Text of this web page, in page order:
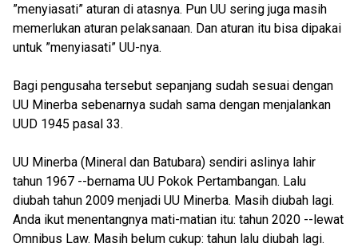
”menyiasati” aturan di atasnya. Pun UU sering juga masih
memerlukan aturan pelaksanaan. Dan aturan itu bisa dipakai
untuk ”menyiasati” UU-nya.
Bagi pengusaha tersebut sepanjang sudah sesuai dengan
UU Minerba sebenarnya sudah sama dengan menjalankan
UUD 1945 pasal 33.
UU Minerba (Mineral dan Batubara) sendiri aslinya lahir
tahun 1967 --bernama UU Pokok Pertambangan. Lalu
diubah tahun 2009 menjadi UU Minerba. Masih diubah lagi.
Anda ikut menentangnya mati-matian itu: tahun 2020 --lewat
Omnibus Law. Masih belum cukup: tahun lalu diubah lagi.